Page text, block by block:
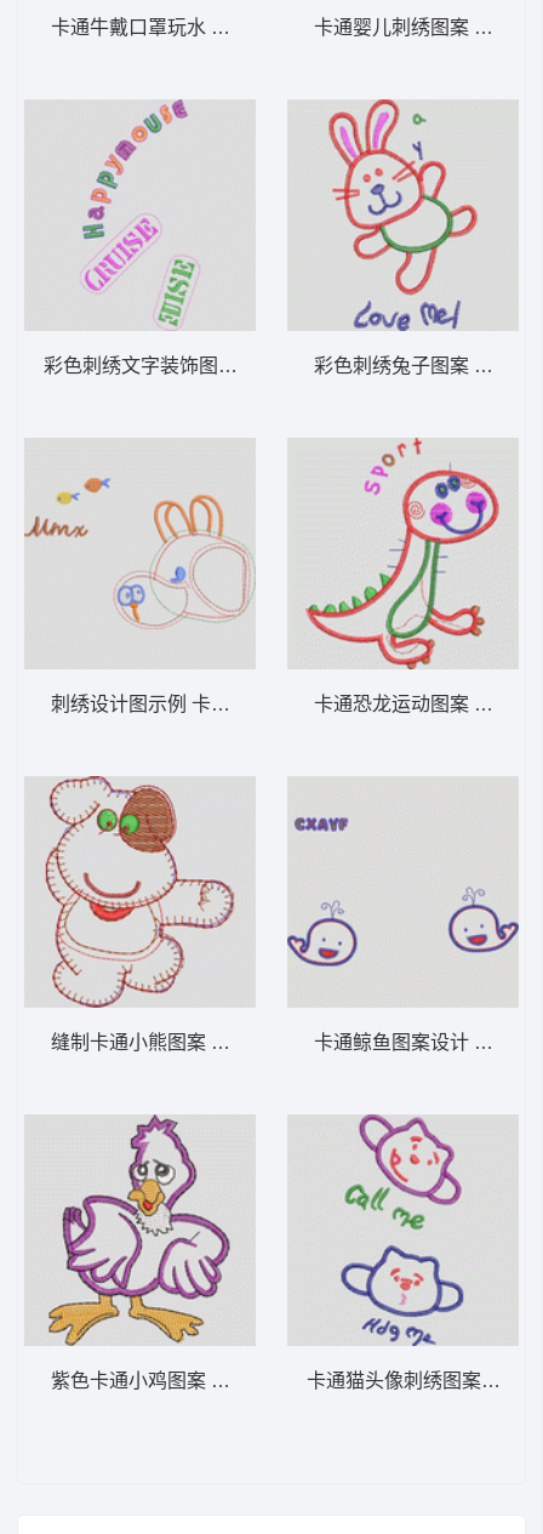
卡通牛戴口罩玩水 卡通童装章标贴布
彩色刺绣文字装饰图案 卡通童装章标贴布
刺绣设计图示例 卡通童装章标贴布
缝制卡通小熊图案 卡通童装章标贴布
紫色卡通小鸡图案 卡通童装章标贴布
卡通婴儿刺绣
彩色刺绣兔子
卡通恐龙运动
卡通鲸鱼图案
卡通猫头像